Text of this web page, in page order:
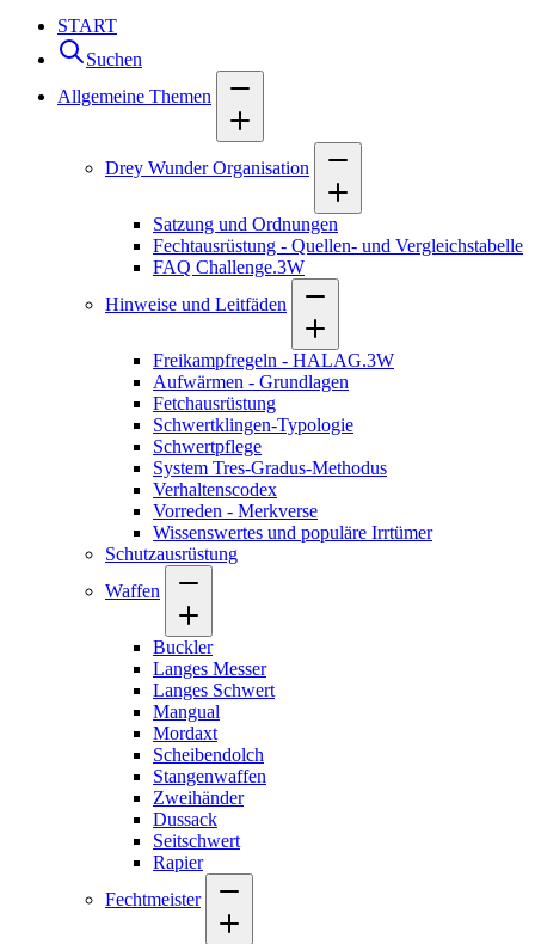
START
Suchen
Allgemeine Themen
Drey Wunder Organisation
Satzung und Ordnungen
Fechtausrüstung - Quellen- und Vergleichstabelle
FAQ Challenge.3W
Hinweise und Leitfäden
Freikampfregeln - HALAG.3W
Aufwärmen - Grundlagen
Fetchausrüstung
Schwertklingen-Typologie
Schwertpflege
System Tres-Gradus-Methodus
Verhaltenscodex
Vorreden - Merkverse
Wissenswertes und populäre Irrtümer
Schutzausrüstung
Waffen
Buckler
Langes Messer
Langes Schwert
Mangual
Mordaxt
Scheibendolch
Stangenwaffen
Zweihänder
Dussack
Seitschwert
Rapier
Fechtmeister